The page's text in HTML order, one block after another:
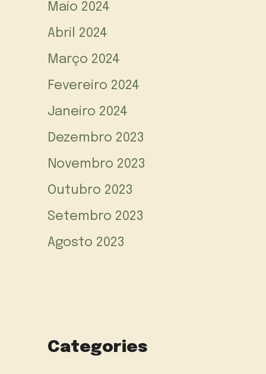
Maio 2024
Abril 2024
Março 2024
Fevereiro 2024
Janeiro 2024
Dezembro 2023
Novembro 2023
Outubro 2023
Setembro 2023
Agosto 2023
Categories